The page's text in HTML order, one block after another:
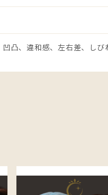
凸、違和感、左右差、し